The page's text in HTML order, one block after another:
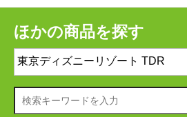
ほかの商品を探す